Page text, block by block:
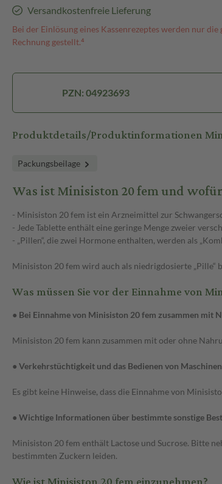
Versandkostenfreie Lieferung
Bei der Einlösung eines Kassenrezeptes werden nur
Rechnung gestellt.⁴
PZN: 04923693
Produktdetails/Produktinformationen
Packungsbeilage
Was ist Minisiston 20 fem und
- Minisiston 20 fem ist ein Arzneimittel zur
- Jede Tablette enthält eine geringe Menge zweier
- „Pillen“, die zwei Hormone enthalten, werden als
Minisiston 20 fem wird auch als niedrigdosierte „Pille“
Was müssen Sie vor der Einnahme von
● Bei Einnahme von Minisiston 20 fem zusammen mit
Minisiston 20 fem kann zusammen mit oder ohne
● Verkehrstüchtigkeit und das Bedienen von Maschinen
Es gibt keine Hinweise, dass die Einnahme von
● Wichtige Informationen über bestimmte sonstige
Minisiston 20 fem enthält Lactose und Sucrose. Bitte
bestimmten Zuckern leiden.